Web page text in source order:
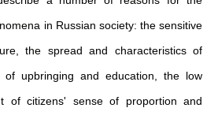
in Russian society: the sensitive
the spread and characteristics of
upbringing and education, the low
of citizens' sense of proportion and